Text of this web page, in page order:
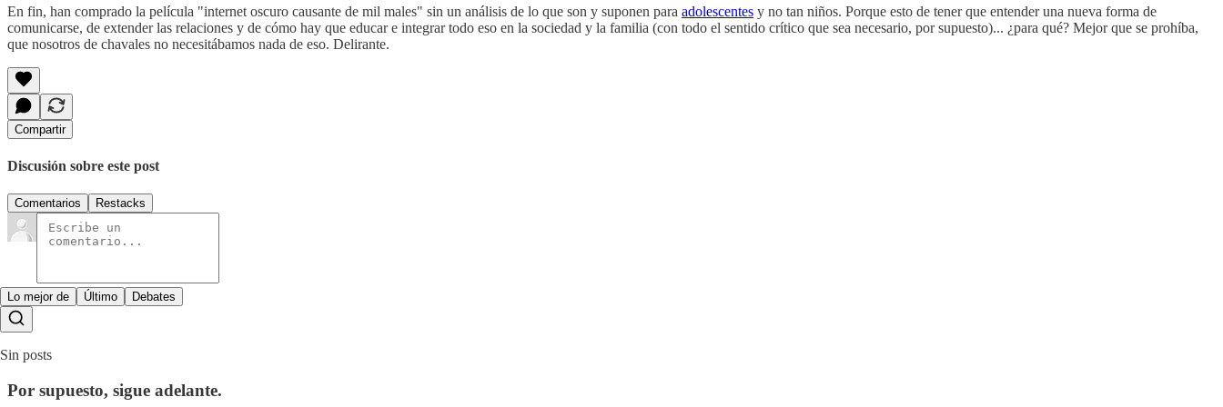
En fin, han comprado la película "internet oscuro causante de mil males" sin un análisis de lo que son y suponen para adolescentes y no tan niños. Porque esto de tener que entender una nueva forma de
comunicarse, de extender las relaciones y de cómo hay que educar e integrar todo eso en la sociedad y la familia (con todo el sentido crítico que sea necesario, por supuesto)... ¿para qué? Mejor que se prohíba,
que nosotros de chavales no necesitábamos nada de eso. Delirante.
Compartir
Discusión sobre este post
Comentarios Restacks
Lo mejor de Último Debates
Sin posts
Por supuesto, sigue adelante.